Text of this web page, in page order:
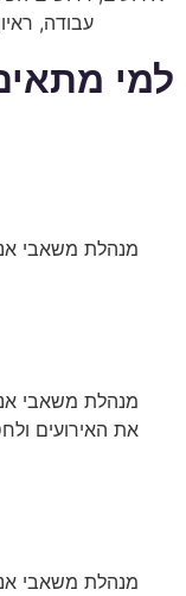
למי
מנהלת משאבי
מנהלת משאבי
את האירועים
מנהלת משאבי